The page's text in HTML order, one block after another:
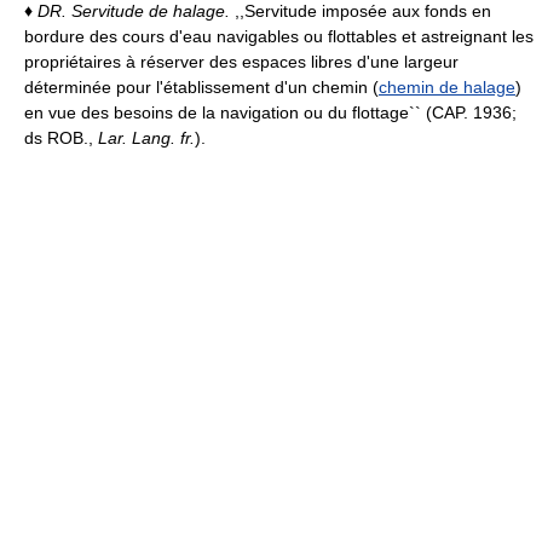
♦ DR. Servitude de halage.
,,Servitude imposée aux fonds en
bordure des cours d'eau navigables ou flottables et astreignant les
propriétaires à réserver des espaces libres d'une largeur
déterminée pour l'établissement d'un chemin (chemin de halage)
en vue des besoins de la navigation ou du flottage`` (CAP. 1936;
ds ROB., Lar. Lang. fr.).